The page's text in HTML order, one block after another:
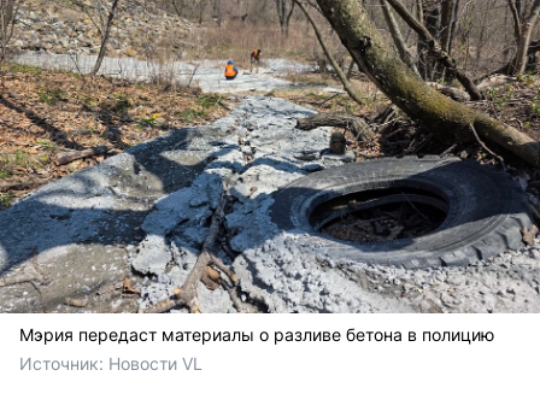
Мэрия передаст материалы о разливе бетона в полицию
Источник: Новости VL